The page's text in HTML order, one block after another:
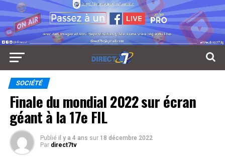
SOCIÉTÉ
Finale du mondial 2022 sur écran
géant à la 17e FIL
Publié il y a 4 ans sur 18 décembre 2022
Par direct7tv